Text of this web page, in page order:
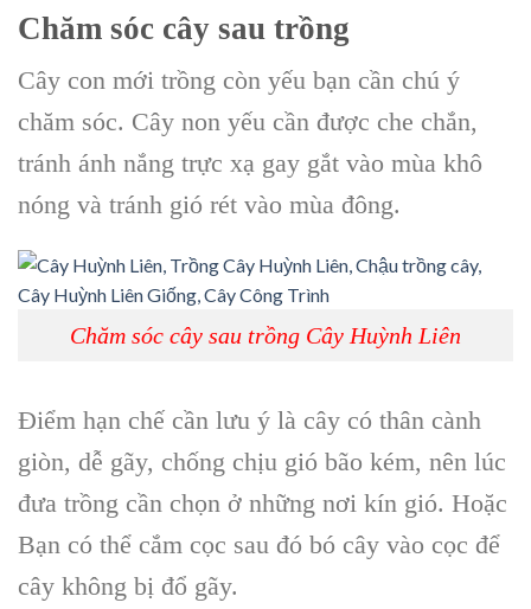
Chăm sóc cây sau trồng
Cây con mới trồng còn yếu bạn cần chú ý
chăm sóc. Cây non yếu cần được che chắn,
tránh ánh nắng trực xạ gay gắt vào mùa khô
nóng và tránh gió rét vào mùa đông.
Chăm sóc cây sau trồng Cây Huỳnh Liên
Điểm hạn chế cần lưu ý là cây có thân cành
giòn, dễ gãy, chống chịu gió bão kém, nên lúc
đưa trồng cần chọn ở những nơi kín gió. Hoặc
Bạn có thể cắm cọc sau đó bó cây vào cọc để
cây không bị đổ gãy.